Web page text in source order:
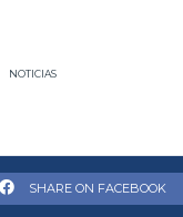
NOTICIAS
SHARE ON FACEBOOK